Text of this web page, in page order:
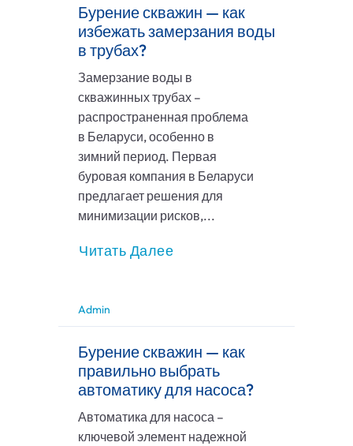
Бурение скважин — как
избежать замерзания воды
в трубах?
Замерзание воды в
скважинных трубах –
распространенная проблема
в Беларуси, особенно в
зимний период. Первая
буровая компания в Беларуси
предлагает решения для
минимизации рисков,...
Читать Далее
Admin
Бурение скважин — как
правильно выбрать
автоматику для насоса?
Автоматика для насоса –
ключевой элемент надежной